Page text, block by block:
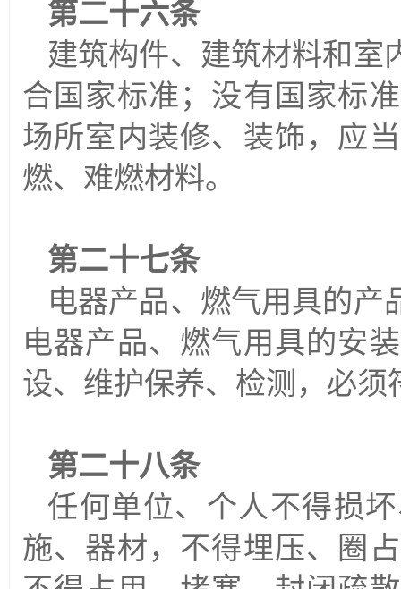
第二十六条
建筑构件、建筑材料和室
合国家标准；没有国家标
场所室内装修、装饰，应
燃、难燃材料。
第二十七条
电器产品、燃气用具的产
电器产品、燃气用具的安
设、维护保养、检测，必
第二十八条
任何单位、个人不得损
施、器材，不得埋压、圈